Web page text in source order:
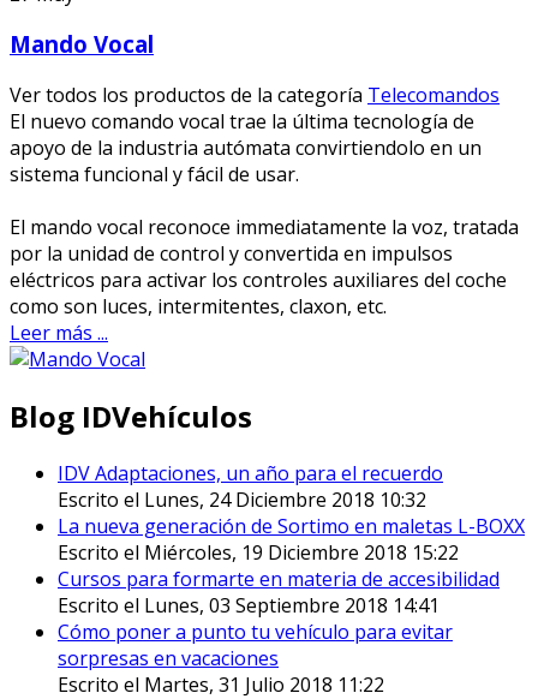
Mando Vocal
Ver todos los productos de la categoría Telecomandos
El nuevo comando vocal trae la última tecnología de
apoyo de la industria autómata convirtiendolo en un
sistema funcional y fácil de usar.
El mando vocal reconoce immediatamente la voz, tratada
por la unidad de control y convertida en impulsos
eléctricos para activar los controles auxiliares del coche
como son luces, intermitentes, claxon, etc.
Leer más ...
Blog IDVehículos
IDV Adaptaciones, un año para el recuerdo
Escrito el Lunes, 24 Diciembre 2018 10:32
La nueva generación de Sortimo en maletas L-BOXX
Escrito el Miércoles, 19 Diciembre 2018 15:22
Cursos para formarte en materia de accesibilidad
Escrito el Lunes, 03 Septiembre 2018 14:41
Cómo poner a punto tu vehículo para evitar
sorpresas en vacaciones
Escrito el Martes, 31 Julio 2018 11:22